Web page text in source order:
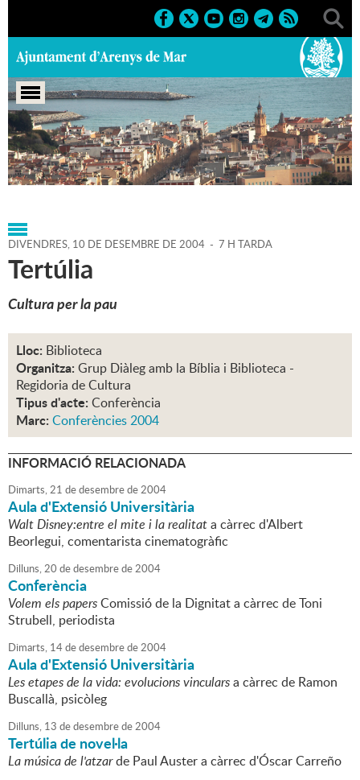
Portada > Agenda > 10-12-
2004 > Marcs > Societat > 2004 > Conferències 2004
DIVENDRES, 10 DE DESEMBRE DE 2004 - 7 H TARDA
Tertúlia
Cultura per la pau
Lloc: Biblioteca
Organitza: Grup Diàleg amb la Bíblia i Biblioteca -
Regidoria de Cultura
Tipus d'acte: Conferència
Marc: Conferències 2004
INFORMACIÓ RELACIONADA
Dimarts,21 dedesembrede2004
Aula d'Extensió Universitària
Walt Disney:entre el mite i la realitata càrrec d'Albert
Beorlegui, comentarista cinematogràfic
Dilluns,20 dedesembrede2004
Conferència
Volem els papersComissió de la Dignitat a càrrec de Toni
Strubell, periodista
Dimarts, 14dedesembrede2004
Aula d'Extensió Universitària
Les etapes de la vida: evolucions vincularsa càrrec de Ramon
Buscallà, psicòleg
Dilluns, 13 dedesembrede2004
Tertúlia de novel·la
La música de l'atzarde Paul Auster a càrrec d'Óscar Carreño